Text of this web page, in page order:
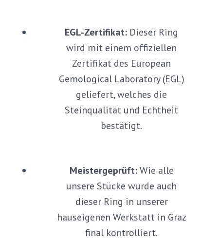
EGL-Zertifikat: Dieser Ring
wird mit einem offiziellen
Zertifikat des European
Gemological Laboratory (EGL)
geliefert, welches die
Steinqualität und Echtheit
bestätigt.
Meistergeprüft:Wie alle
unsere Stücke wurde auch
dieser Ring in unserer
hauseigenen Werkstatt in Graz
final kontrolliert.